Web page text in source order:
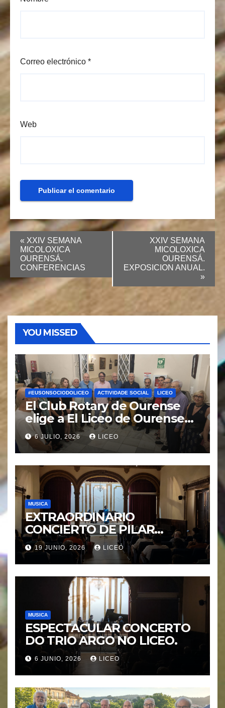
Correo electrónico *
Web
« XXIV SEMANA
MICOLOXICA
OURENSÁ.
CONFERENCIAS
XXIV SEMANA
MICOLOXICA
OURENSÁ.
EXPOSICION ANUAL.
»
YOU MISSED
#EUSONSOCIODOLICEO ACTIVIDADE SOCIAL LICEO
El Club Rotary de Ourense
elige a El Liceo de Ourense
para la puesta en marcha del
proyecto “Ciudad Cardio
Protegida”.
6 JULIO, 2026 LICEO
MUSICA
EXTRAORDINARIO
CONCIERTO DE PILAR
MORÁGUEZ e ARABEL
MORÁGUEZ
19 JUNIO, 2026 LICEO
MUSICA
ESPECTACULAR CONCERTO
DO TRIO ARGO NO LICEO.
6 JUNIO, 2026 LICEO